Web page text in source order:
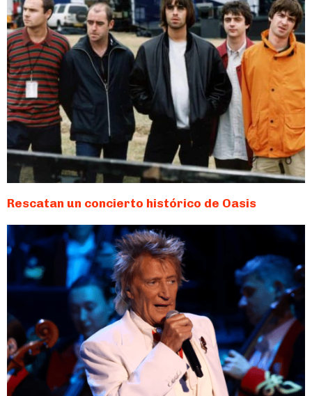
Rescatan un concierto histórico de Oasis